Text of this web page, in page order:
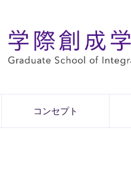
コンセプト